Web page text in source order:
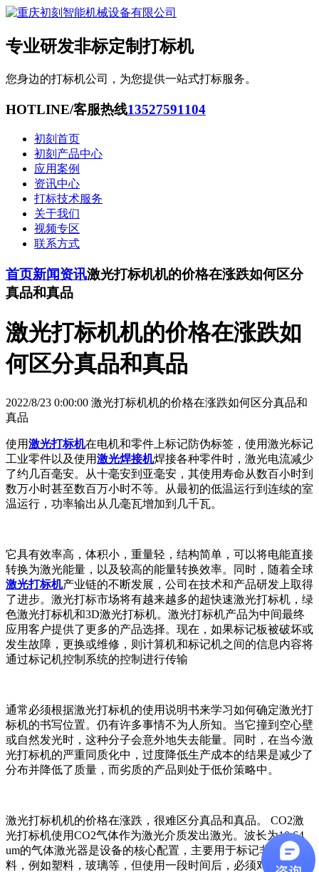
专业研发非标定制打标机
您身边的打标机公司，为您提供一站式打标服务。
HOTLINE/客服热线13527591104
初刻首页
初刻产品中心
应用案例
资讯中心
打标技术服务
关于我们
视频专区
联系方式
首页新闻资讯激光打标机机的价格在涨跌如何区分
真品和真品
激光打标机机的价格在涨跌如
何区分真品和真品
2022/8/23 0:00:00 激光打标机机的价格在涨跌如何区分真品和
真品
使用激光打标机在电机和零件上标记防伪标签，使用激光标记
工业零件以及使用激光焊接机焊接各种零件时，激光电流减少
了约几百毫安。从十毫安到亚毫安，其使用寿命从数百小时到
数万小时甚至数百万小时不等。从最初的低温运行到连续的室
温运行，功率输出从几毫瓦增加到几千瓦。
它具有效率高，体积小，重量轻，结构简单，可以将电能直接
转换为激光能量，以及较高的能量转换效率。同时，随着全球
激光打标机产业链的不断发展，公司在技术和产品研发上取得
了进步。激光打标市场将有越来越多的超快速激光打标机，绿
色激光打标机和3D激光打标机。激光打标机产品为中间最终
应用客户提供了更多的产品选择。现在，如果标记板被破坏或
发生故障，更换或维修，则计算机和标记机之间的信息内容将
通过标记机控制系统的控制进行传输
通常必须根据激光打标机的使用说明书来学习如何确定激光打
标机的书写位置。仍有许多事情不为人所知。当它撞到空心壁
或自然发光时，这种分子会意外地失去能量。同时，在当今激
光打标机的严重同质化中，过度降低生产成本的结果是减少了
分布并降低了质量，而劣质的产品则处于低价策略中。
激光打标机机的价格在涨跌，很难区分真品和真品。 CO2激
光打标机使用CO2气体作为激光介质发出激光。波长为10.64
um的气体激光器是设备的核心配置，主要用于标记非金属材
料，例如塑料，玻璃等，但使用一段时间后，必须对其进行填